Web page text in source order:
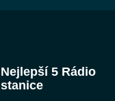
Nejlepší 5 Rádio
stanice